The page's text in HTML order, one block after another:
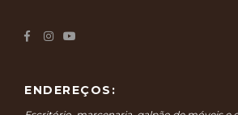
ENDEREÇOS: